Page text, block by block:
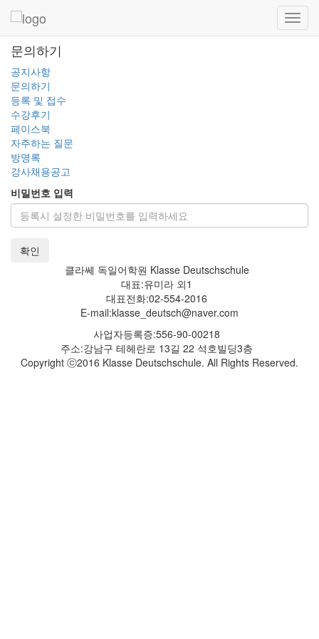
문의하기
공지사항
문의하기
등록 및 접수
수강후기
페이스북
자주하는 질문
방명록
강사채용공고
비밀번호 입력
확인
클라쎄 독일어학원 Klasse Deutschschule
대표:유미라 외1
대표전화:02-554-2016
E-mail:klasse_deutsch@naver.com
사업자등록증:556-90-00218
주소:강남구 테헤란로 13길 22 석호빌딩3층
Copyright ⓒ2016 Klasse Deutschschule. All Rights Reserved.